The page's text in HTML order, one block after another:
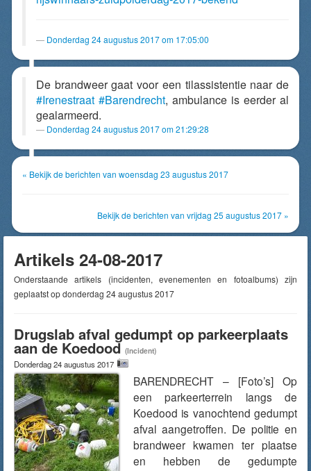
Donderdag 24 augustus 2017 om 17:05:00
De brandweer gaat voor een tilassistentie naar de
#Irenestraat #Barendrecht, ambulance is eerder al
gealarmeerd.
Donderdag 24 augustus 2017 om 21:29:28
« Bekijk de berichten van woensdag 23 augustus 2017
Bekijk de berichten van vrijdag 25 augustus 2017 »
Artikels 24-08-2017
Onderstaande artikels (incidenten, evenementen en fotoalbums) zijn
geplaatst op donderdag 24 augustus 2017
Drugslab afval gedumpt op parkeerplaats
aan de Koedood (Incident)
Donderdag 24 augustus 2017
BARENDRECHT – [Foto’s] Op
een parkeerterrein langs de
Koedood is vanochtend gedumpt
afval aangetroffen. De politie en
brandweer kwamen ter plaatse
en hebben de gedumpte